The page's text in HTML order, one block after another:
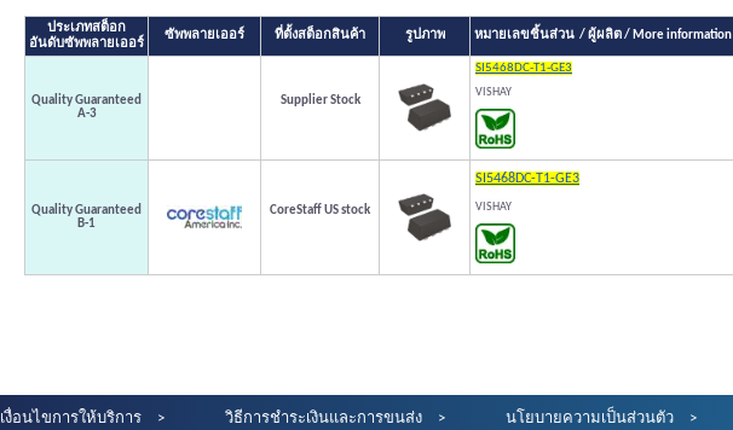
ประเภทสต็อก
อันดับซัพพลายเออร์
ซัพพลายเออร์ ที่ตั้งสต็อกสินค้า รูปภาพ หมายเลขชิ้นส่วน / ผู้ผลิต / More information
Quality Guaranteed
A-3
Supplier Stock
SI5468DC-T1-GE3
VISHAY
Quality Guaranteed
B-1
CoreStaff US stock
SI5468DC-T1-GE3
VISHAY
เงื่อนไขการให้บริการ วิธีการชำระเงินและการขนส่ง นโยบายความเป็นส่วนตัว